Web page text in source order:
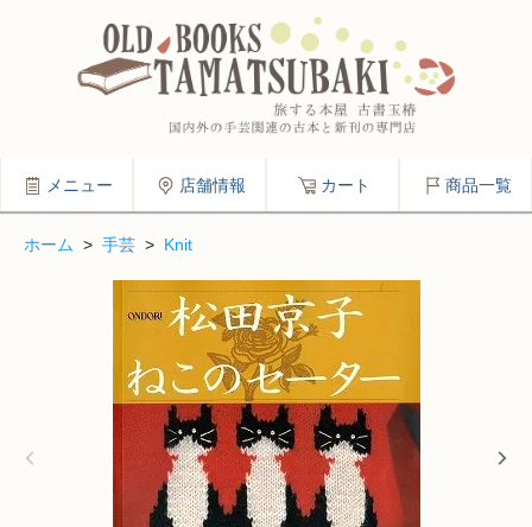
メニュー 店舗情報 カート 商品一覧
ホーム > 手芸 > Knit